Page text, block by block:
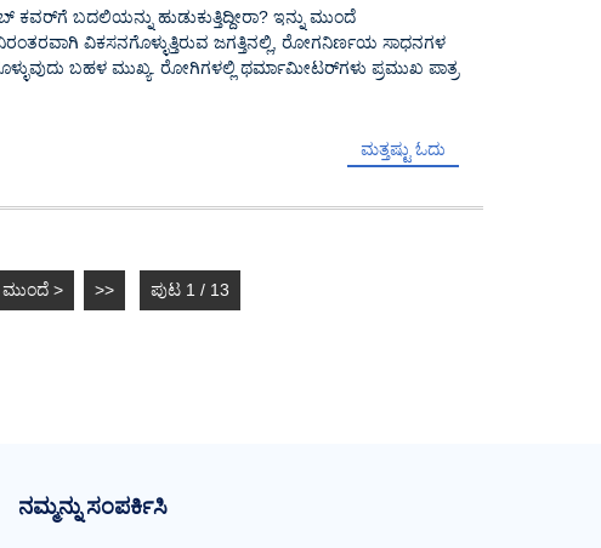
ಬದಲಿಯನ್ನು ಹುಡುಕುತ್ತಿದ್ದೀರಾ? ಇನ್ನು ಮುಂದೆ
ವಿಕಸನಗೊಳ್ಳುತ್ತಿರುವ ಜಗತ್ತಿನಲ್ಲಿ, ರೋಗನಿರ್ಣಯ ಸಾಧನಗಳ
ಬಹಳ ಮುಖ್ಯ. ರೋಗಿಗಳಲ್ಲಿ ಥರ್ಮಾಮೀಟರ್‌ಗಳು ಪ್ರಮುಖ ಪಾತ್ರ
ಮತ್ತಷ್ಟು ಓದು
ಮುಂದೆ > >> ಪುಟ 1 / 13
ನಮ್ಮನ್ನು ಸಂಪರ್ಕಿಸಿ